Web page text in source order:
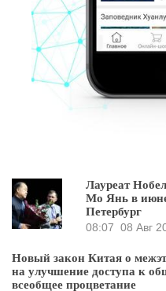
Лауреат
Мо Янь в
Петербург
08:07 08 Авг
Новый закон Китая о
на улучшение доступа к
всеобщее процветание